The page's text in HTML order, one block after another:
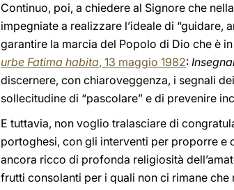
Continuo, poi, a chiedere al Signore che
impegniate a realizzare l’ideale di
garantire la marcia del Popolo di Dio che è
urbe Fatima habita, 13 maggio 1982:
discernere, con chiaroveggenza, i segnali
sollecitudine di “pascolare” e di prevenire
E tuttavia, non voglio tralasciare di
portoghesi, con gli interventi per proporre e
ancora ricco di profonda religiosità
frutti consolanti per i quali non ci rimane